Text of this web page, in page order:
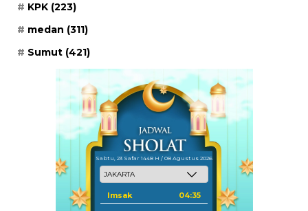
KPK (223)
medan (311)
Sumut (421)
Sabtu, 23 Safar 1448 H / 08 Agustus 2026
Imsak 04:35